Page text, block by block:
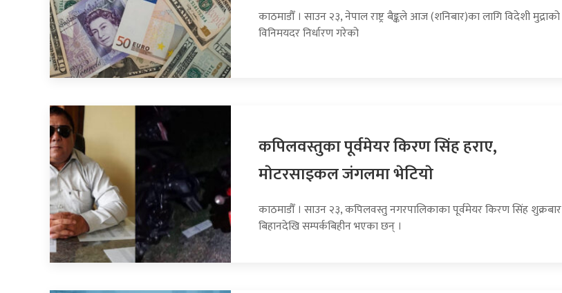
काठमाडौँ । साउन २३, नेपाल राष्ट्र बैङ्कले आज (शनिबार)का लागि विदेशी मुद्राको
विनिमयदर निर्धारण गरेको
कपिलवस्तुका पूर्वमेयर किरण सिंह हराए,
माेटरसाइकल जंगलमा भेटियाे
काठमाडौँ । साउन २३, कपिलवस्तु नगरपालिकाका पूर्वमेयर किरण सिंह शुक्रबार
बिहानदेखि सम्पर्कबिहीन भएका छन् ।